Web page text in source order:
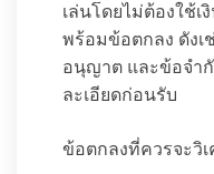
เล่นโดยไม่ต้องใช้
พร้อมข้อตกลง ดังเ
อนุญาต และข้อจำ
ละเอียดก่อนรับ
ข้อตกลงที่ควรจะวิเ